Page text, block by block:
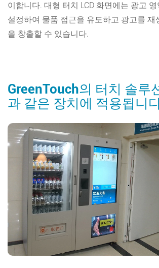
이합니다. 대형 터치 LCD 화면에는 광고
설정하여 물품 접근을 유도하고 광고를 재
을 창출할 수 있습니다.
GreenTouch의 터치 솔루
과 같은 장치에 적용됩니